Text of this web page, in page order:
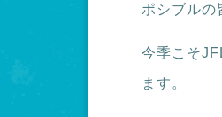
ポシブルの
今季こそ
ます。